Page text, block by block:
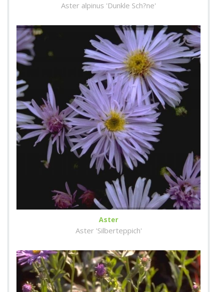
Aster alpinus 'Dunkle Sch?ne'
Aster
Aster 'Silberteppich'